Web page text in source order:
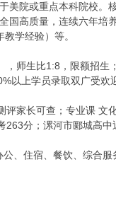
美院或重点本科院校
国高质量，连续六年
学经验）等。
，师生比1:8，限额招
上学员录取双广受欢
家长可查；专业课
分；漯河市郾城高中
、住宿、餐饮、综合服